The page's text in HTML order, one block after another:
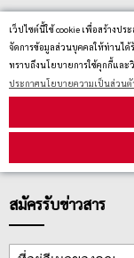
เว็ปไซต์นี้ใช้ cookie เพื่อสร้างป
จัดการข้อมูลส่วนบุคคลให้ท่านได้
ทราบถึงนโยบายการใช้คุกกี้และ
ประกาศนโยบายความเป็นส่วนตั
บริการลูกค้า
ตรวจสอบสถานะสินค้า
สมัครรับข่าวสาร